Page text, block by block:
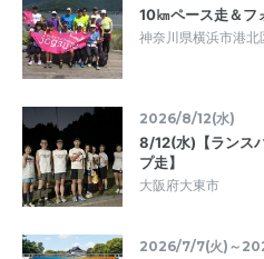
10㎞ペース走＆フ
神奈川県横浜市港北
2026/8/12(水)
8/12(水)【ランス
プ走】
大阪府大東市
2026/7/7(火)～